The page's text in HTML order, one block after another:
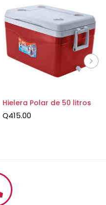
Hielera Polar de 50 litros
Q415.00